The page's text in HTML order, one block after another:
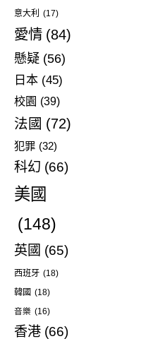
意大利 (17)
愛情 (84)
懸疑 (56)
日本 (45)
校園 (39)
法國 (72)
犯罪 (32)
科幻 (66)
美國
(148)
英國 (65)
西班牙 (18)
韓國 (18)
音樂 (16)
香港 (66)